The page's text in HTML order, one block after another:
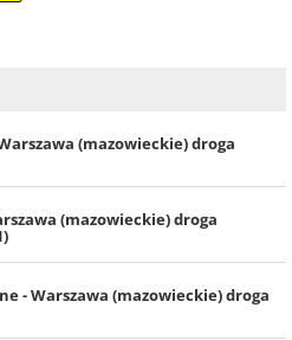
(mazowieckie) droga
(mazowieckie) droga
- Warszawa (mazowieckie) droga